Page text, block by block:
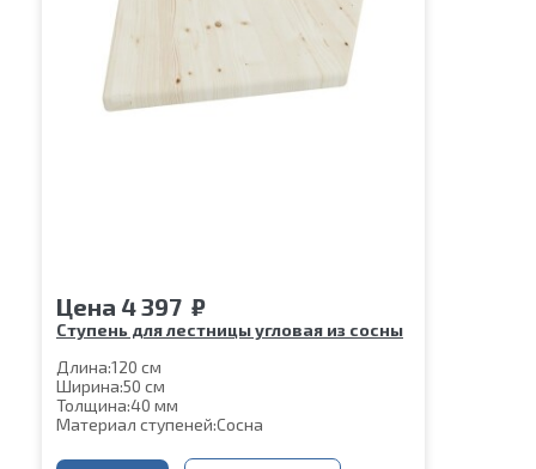
Цена 4 397 ₽
Ступень для лестницы угловая из сосны
Длина:120 см
Ширина:50 см
Толщина:40 мм
Материал ступеней:Сосна